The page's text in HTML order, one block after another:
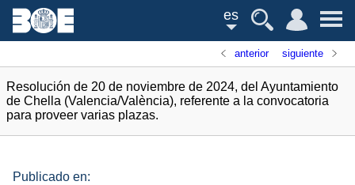
es
anterior siguiente
Resolución de 20 de noviembre de 2024, del Ayuntamiento
de Chella (Valencia/València), referente a la convocatoria
para proveer varias plazas.
Publicado en: